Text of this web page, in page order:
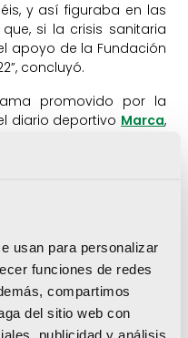
usan para personalizar
funciones de redes
compartimos
del sitio web con
publicidad y análisis
y así figuraba en las
si la crisis sanitaria
apoyo de la Fundación
concluyó.
promovido por la
diario deportivo Marca,
deportivo en la
2021.
Inclusive, Benidorm
de España de